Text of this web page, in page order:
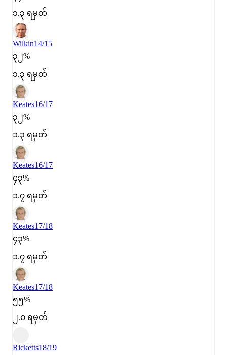
၁.၃ ရမှတ်
Wilkin14/15
၃၂%
၁.၃ ရမှတ်
Keates16/17
၃၂%
၁.၃ ရမှတ်
Keates16/17
၄၃%
၁.၇ ရမှတ်
Keates17/18
၄၃%
၁.၇ ရမှတ်
Keates17/18
၅၅%
၂.၀ ရမှတ်
Ricketts18/19